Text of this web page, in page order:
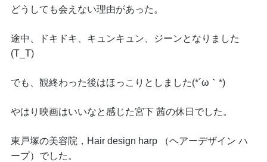
どうしても会えない理由があった。
途中、ドキドキ、キュンキュン、ジーンとなりました
(T_T)
でも、観終わった後はほっこりとしました(*´ω｀*)
やはり映画はいいなと感じた宮下 茜の休日でした。
東戸塚の美容院，Hair design harp （ヘアーデザイン ハ
ープ）でした。